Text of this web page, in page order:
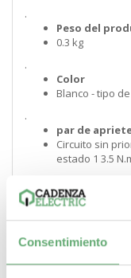
Consentimiento
.
Peso del
0.3 kg
.
Color
Blanco - tipo
.
par de
Circuito sin
estado 1 3.5
longitud de
12 mm13 mm
Normas
EN 50081-1NF C